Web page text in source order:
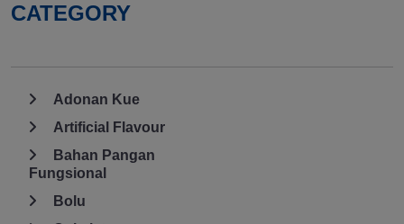
CATEGORY
Adonan Kue
Artificial Flavour
Bahan Pangan
Fungsional
Bolu